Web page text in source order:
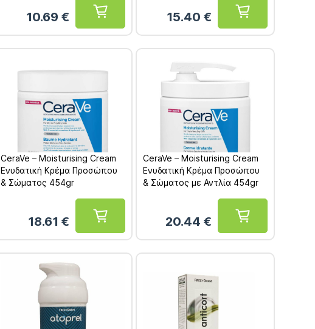
10.69€ 15.40 €
CeraVe – Moisturising Cream
Ενυδατική Κρέμα Προσώπου
& Σώματος 454gr
18.61€
CeraVe – Moisturising Cream
Ενυδατική Κρέμα Προσώπου
& Σώματος με Αντλία 454gr
20.44 €